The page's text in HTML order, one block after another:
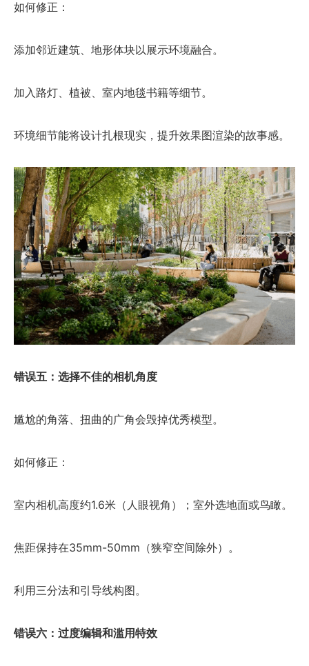
如何修正：
添加邻近建筑、地形体块以展示环境融合。
加入路灯、植被、室内地毯书籍等细节。
环境细节能将设计扎根现实，提升效果图渲染的故事感。
错误五：选择不佳的相机角度
尴尬的角落、扭曲的广角会毁掉优秀模型。
如何修正：
室内相机高度约1.6米（人眼视角）；室外选地面或鸟瞰。
焦距保持在35mm-50mm（狭窄空间除外）。
利用三分法和引导线构图。
错误六：过度编辑和滥用特效